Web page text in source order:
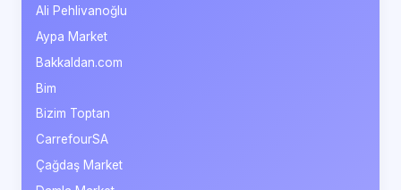
Ali Pehlivanoğlu
Aypa Market
Bakkaldan.com
Bim
Bizim Toptan
CarrefourSA
Çağdaş Market